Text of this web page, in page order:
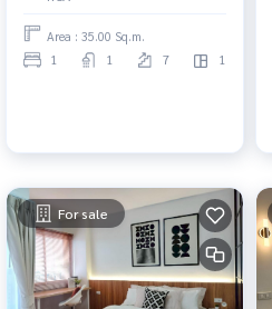
Area : 35.00 Sq.m.
1 1 7 1
For sale